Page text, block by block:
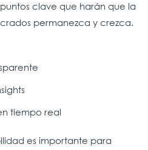
clave que harán que la
permanezca y crezca.
tiempo real
es importante para